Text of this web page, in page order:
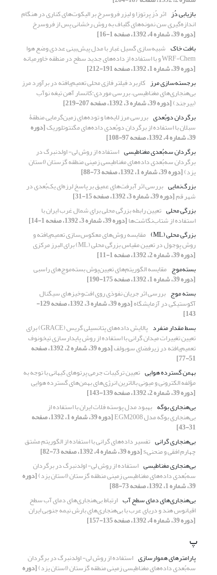
بازیابی دُز اثر دُز پرتوزا و لیزر فروسرخ بر الیکوت‌‌های کناری در هنگام
اندازه‌گیری سن نمونه‌‌های گلباف به روش رخشانی پس از فروسرخ
[دوره 39، شماره 4، 1392، صفحه 1-16]
بافت خاک شبیه‌سازی گسیل غبار با مدل پیش‌بینی عددی وضع هوا
WRF-Chem و با استفاده از داده‌های جدید سطح در منطقه خاورمیانه
[دوره 39، شماره 1، 1392، صفحه 191-212]
برجسته‌سازی مرز کاربرد فیلتر فازی محلی تعمیم‌یافته در برآورد مرز
بی‌هنجاری‌های مغناطیسی، بررسی موردی:کانسار آهن تیغه نوآب
(بیرجند)[دوره 39، شماره 3، 1392، صفحه 207-219]
برگردان دوبُعدی بررسی مرز لایه‌‌‌ها و توده‌‌های زمین‌گرمایی منطقۀ
سبلان با استفاده از برگردان دوبُعدی داده‌های مگنتوتلوریک[دوره
39، شماره 4، 1392، صفحه 97-108]
برگردان سه‌بُعدی مغناطیسی استفاده از روش لی- اولدنبرگ در
برگردان سه‌بُعدی داده‌های مغناطیسی زمینی منطقه گزستان (استان
یزد)[دوره 39، شماره 1، 1392، صفحه 73-88]
بزرگ‌نمایی بررسی اثر آبرفت‌های عمیق بر پاسخ لرزه‌ای یک‌بُعدی در
شهر قم[دوره 39، شماره 3، 1392، صفحه 15-31]
بزرگی محلی تعیین رابطه بزرگی محلی برای شمال غرب ایران با
استفاده از شتاب‌نگاشت‌‌ها[دوره 39، شماره 3، 1392، صفحه 1-14]
بزرگی محلی (ML)
مقایسه روش‌های معکوس‌سازی تعمیم‌یافته و
روش پوجول در تعیین مقیاس بزرگی محلی (ML) برای البرز مرکزی
[دوره 39، شماره 2، 1392، صفحه 1-11]
بسته‌موج مقایسه ‌‌الگوریتم‌‌های ‌‌تعیین‌‌پوش ‌‌بسته‌موج‌‌های ‌‌راسبی
[دوره 39، شماره 1، 1392، صفحه 175-190]
بسته موج بررسی اثر جریان نفوذی روی افت‌و‌خیزهای سیگنال
آکوستیکی در آزمایشگاه [دوره 39، شماره 3، 1392، صفحه 129-
143]
بسط مقدار منفرد
پالایش داده‌های پتانسیلی گریس (GRACE) برای
تعیین تغییرات میدان گرانی با استفاده از روش پایدارسازی تیخونوف
تعمیم‌یافته در زیرفضای سوبولف [دوره 39، شماره 2، 1392، صفحه
51-77]
بهمن گسترده هوایی تعیین ترکیبات جرمی پرتوهای کیهانی با توجه به
مؤلفه الکترونی و میونی بالاترین انرژی‌های بهمن‌های گسترده هوایی
[دوره 39، شماره 2، 1392، صفحه 139-143]
بی‌هنجاری بوگه بهبود مدل پوسته فلات ایران با استفاده از
بی‌هنجاری بوگه مدل EGM2008 [دوره 39، شماره 1، 1392، صفحه
31-43]
بی‌هنجاری گرانی تفسیر داده‌های گرانی با استفاده از الگوریتم مشتق
چهارم افقی و منحنی–s [دوره 39، شماره 4، 1392، صفحه 73-82]
بی‌هنجاری مغناطیسی استفاده از روش لی- اولدنبرگ در برگردان
سه‌بُعدی داده‌های مغناطیسی زمینی منطقه گزستان (استان یزد)[دوره
39، شماره 1، 1392، صفحه 73-88]
بی‌هنجاری‌‌های دمای سطح آب ارتباط بی‌هنجاری‌های دمای آب سطح
اقیانوس هند و دریای عرب با بی‌هنجاری‌های بارش نیمه جنوبی ایران
[دوره 39، شماره 4، 1392، صفحه 135-157]
پ
پارامترهای هموارسازی استفاده از روش لی- اولدنبرگ در برگردان
سه‌بُعدی داده‌های مغناطیسی زمینی منطقه گزستان (استان یزد)[دوره